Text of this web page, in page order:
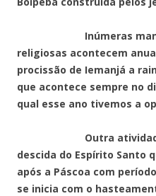
Inúmeras
religiosas acontecem
procissão de Iemanjá a
que acontece sempre no
qual esse ano tivemos a
Outra atividade da
descida do Espírito Santo
após a Páscoa com
se inicia com o